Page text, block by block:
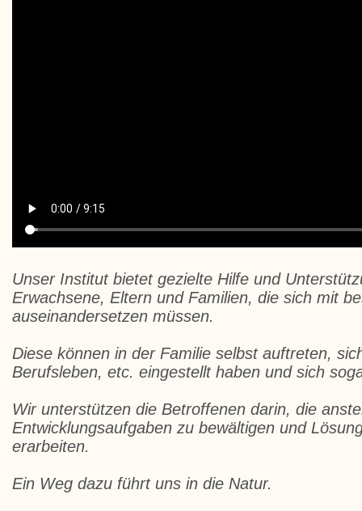
Unser Institut bietet gezielte Hilfe und
Erwachsene, Eltern und Familien, die sich mit
auseinandersetzen müssen.
Diese können in der Familie selbst auftreten,
Berufsleben, etc. eingestellt haben und sich
Wir unterstützen die Betroffenen darin, die
Entwicklungsaufgaben zu bewältigen und
erarbeiten.
Ein Weg dazu führt uns in die Natur.